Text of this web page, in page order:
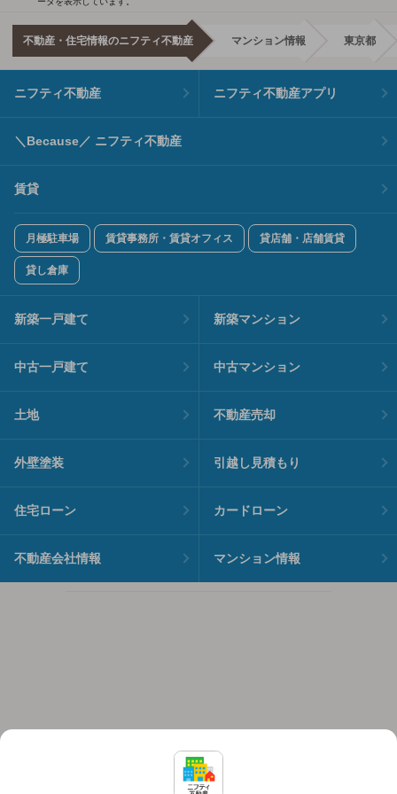
不動産・住宅情報のニフティ不動産 マンション情報 東京都
ニフティ不動産 ニフティ不動産アプリ
＼Because／ ニフティ不動産
賃貸
月極駐車場 賃貸事務所・賃貸オフィス 貸店舗・店舗賃貸
貸し倉庫
新築一戸建て 新築マンション
中古一戸建て 中古マンション
土地 不動産売却
外壁塗装 引越し見積もり
住宅ローン カードローン
不動産会社情報 マンション情報